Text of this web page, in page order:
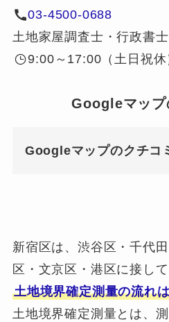
03-4500-0688
土地家屋調査士・行政書
9:00～17:00（土日祝休
Googleマップ
Googleマップのクチコ
新宿区は、渋谷区・千代
区・文京区・港区に接して
土地境界確定測量の流れ
土地境界確定測量とは、